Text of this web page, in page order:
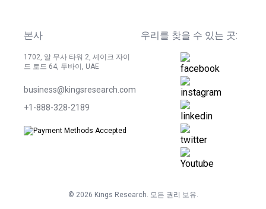
본사
1702, 알 무사 타워 2, 셰이크 자이
드 로드 64, 두바이, UAE
business@kingsresearch.com
+1-888-328-2189
우리를 찾을 수 있는 곳:
© 2026 Kings Research. 모든 권리 보유.